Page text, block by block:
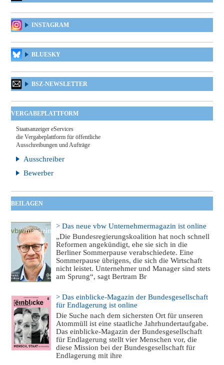
INSTAGRAM
BLUESKY
BSZ-NEWSLETTER
VERGABEPLATTFORM
Staatsanzeiger eServices
die Vergabeplattform für öffentliche
Ausschreibungen und Aufträge
Ausschreiber
Bewerber
BEILAGEN
> Das neue vbw Unternehmermagazin ist online
„Die Bundesregierungskoalition hat noch schnell
Reformen angekündigt, ehe sie sich in die
Berliner Sommerpause verabschiedete. Eine
Sommerpause übrigens, die sich die Wirtschaft
nicht leistet. Unternehmer und Manager sind stets
am Sprung“, sagt Bertram Br
> Das einblicke-Magazin der Bundesgesellschaft
für Endlagerung ist online
Die Suche nach dem sichersten Ort für unseren
Atommüll ist eine staatliche Jahrhundertaufgabe.
Das einblicke-Magazin der Bundesgesellschaft
für Endlagerung stellt vier Menschen vor, die
diese Mission bei der Bundesgesellschaft für
Endlagerung mit ihre